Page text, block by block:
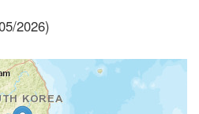
2026)